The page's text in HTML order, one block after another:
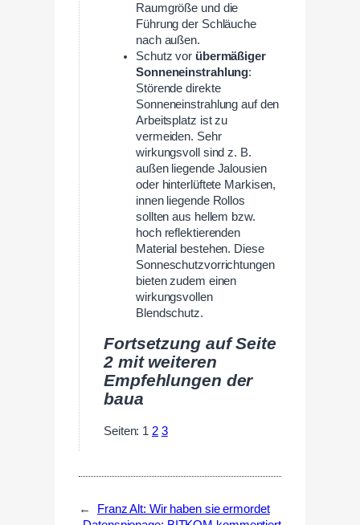
Raumgröße und die
Führung der Schläuche
nach außen.
Schutz vor übermäßiger
Sonneneinstrahlung:
Störende direkte
Sonneneinstrahlung auf den
Arbeitsplatz ist zu
vermeiden. Sehr
wirkungsvoll sind z. B.
außen liegende Jalousien
oder hinterlüftete Markisen,
innen liegende Rollos
sollten aus hellem bzw.
hoch reflektierenden
Material bestehen. Diese
Sonneschutzvorrichtungen
bieten zudem einen
wirkungsvollen
Blendschutz.
Fortsetzung auf Seite
2 mit weiteren
Empfehlungen der
baua
Seiten: 1 2 3
←
Franz Alt: Wir haben sie ermordet